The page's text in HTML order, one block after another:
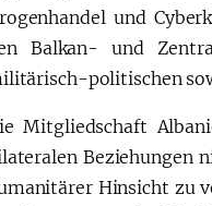
und
Balkan- und
politischen
Mitgliedschaft
Beziehungen
Hinsicht zu